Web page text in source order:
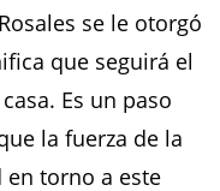
se le otorgó
que seguirá el
Es un paso
la fuerza de la
en torno a este